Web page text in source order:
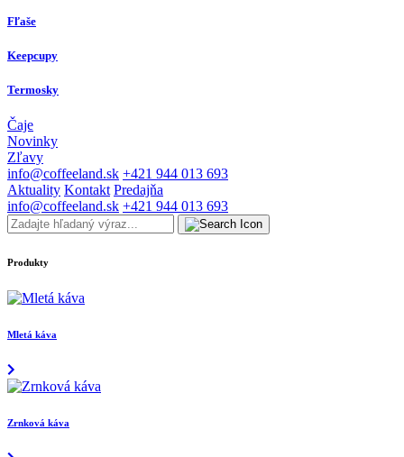
Fľaše
Keepcupy
Termosky
Čaje
Novinky
Zľavy
info@coffeeland.sk +421 944 013 693
Aktuality Kontakt Predajňa
info@coffeeland.sk +421 944 013 693
Produkty
Mletá káva
Zrnková káva